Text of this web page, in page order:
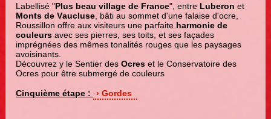
Labellisé "Plus beau village de France", entre Luberon et
Monts de Vaucluse , bâti au sommet d'une falaise d'ocre,
Roussillon offre aux visiteurs une parfaite harmonie de
couleurs avec ses pierres, ses toits, et ses façades
imprégnées des mêmes tonalités rouges que les paysages
avoisinants.
Découvrez y le Sentier des Ocres et le Conservatoire des
Ocres pour être submergé de couleurs
Cinquième étape : Gordes